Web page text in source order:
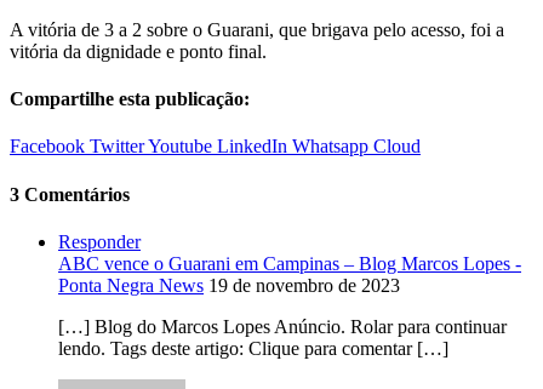
A vitória de 3 a 2 sobre o Guarani, que brigava pelo acesso, foi a
vitória da dignidade e ponto final.
Compartilhe esta publicação:
Facebook TwitterYoutube LinkedIn Whatsapp Cloud
3 Comentários
Responder
ABC vence o Guarani em Campinas – Blog Marcos Lopes -
Ponta Negra News 19 de novembro de 2023
[…] Blog do Marcos Lopes Anúncio. Rolar para continuar
lendo. Tags deste artigo: Clique para comentar […]